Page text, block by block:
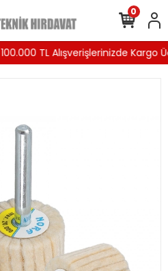
100.000 TL Alışverişlerinizde Kargo
0